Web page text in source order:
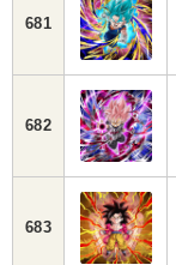
681
682
683